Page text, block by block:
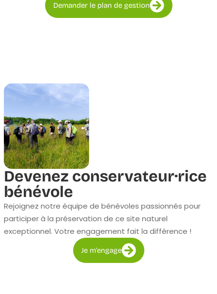
Demander le plan de gestion
Devenez conservateur·rice
bénévole
Rejoignez notre équipe de bénévoles passionnés pour
participer à la préservation de ce site naturel
exceptionnel. Votre engagement fait la différence !
Je m'engage